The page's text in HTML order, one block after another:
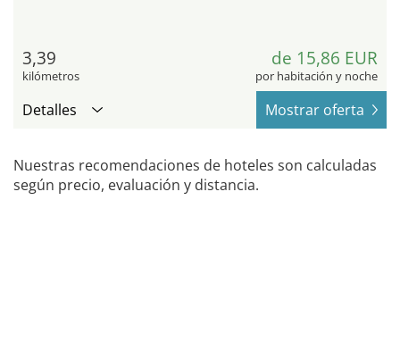
3,39
kilómetros
de 15,86 EUR
por habitación y noche
Detalles Mostrar oferta
Nuestras recomendaciones de hoteles son calculadas
según precio, evaluación y distancia.